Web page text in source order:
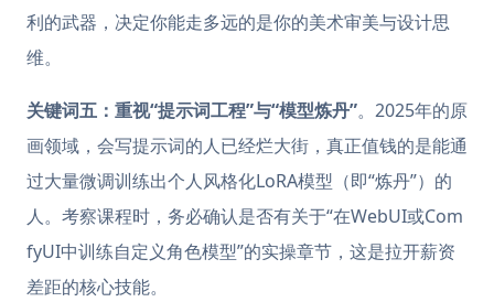
利的武器，决定你能走多远的是你的美术审美与设计思
维。
关键词五：重视“提示词工程”与“模型炼丹”。2025年的原
画领域，会写提示词的人已经烂大街，真正值钱的是能通
过大量微调训练出个人风格化LoRA模型（即“炼丹”）的
人。考察课程时，务必确认是否有关于“在WebUI或Com
fyUI中训练自定义角色模型”的实操章节，这是拉开薪资
差距的核心技能。